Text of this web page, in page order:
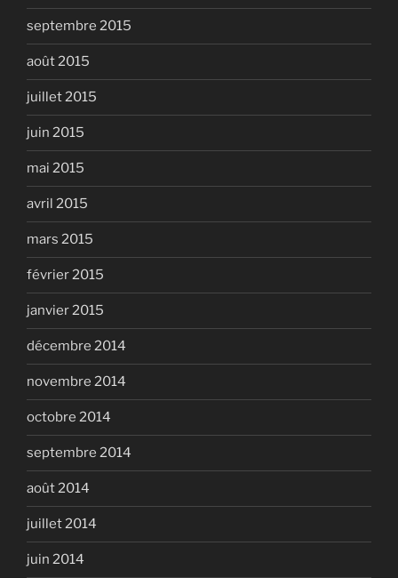
septembre 2015
août 2015
juillet 2015
juin 2015
mai 2015
avril 2015
mars 2015
février 2015
janvier 2015
décembre 2014
novembre 2014
octobre 2014
septembre 2014
août 2014
juillet 2014
juin 2014